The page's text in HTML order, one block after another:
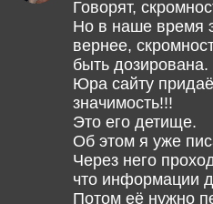
Говорят,
Но в наше время
вернее,
быть дозирована.
Юра сайту
значимость!!!
Это его детище.
Об этом я уже
Через него
что информации
Потом её нужно